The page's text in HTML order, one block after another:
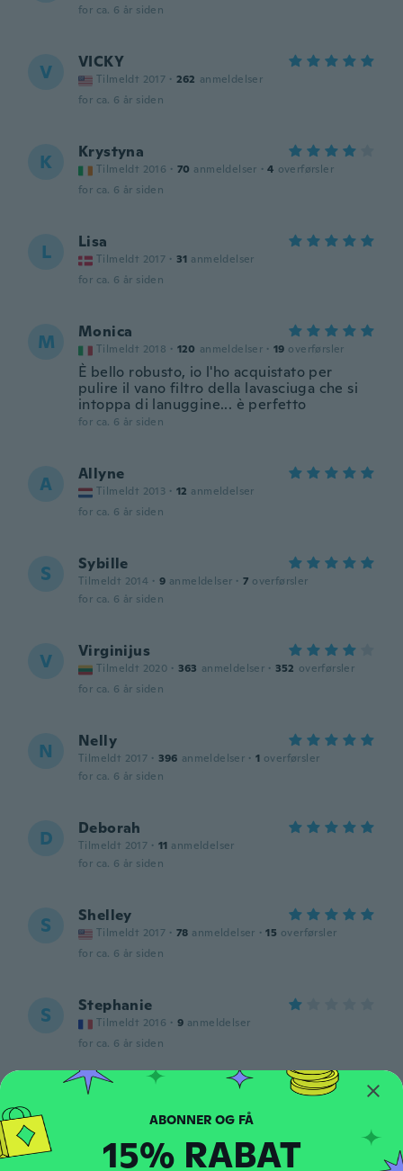
for ca. 6 år siden
V VICKY
Tilmeldt 2017 · 262 anmeldelser
for ca. 6 år siden
K Krystyna
Tilmeldt 2016 · 70 anmeldelser · 4 overførsler
for ca. 6 år siden
L Lisa
Tilmeldt 2017 · 31 anmeldelser
for ca. 6 år siden
M Monica
Tilmeldt 2018 · 120 anmeldelser · 19 overførsler
È bello robusto, io l'ho acquistato per
pulire il vano filtro della lavasciuga che si
intoppa di lanuggine... è perfetto
for ca. 6 år siden
A Allyne
Tilmeldt 2013 · 12 anmeldelser
for ca. 6 år siden
S Sybille
Tilmeldt 2014 · 9 anmeldelser · 7 overførsler
for ca. 6 år siden
V Virginijus
Tilmeldt 2020 · 363 anmeldelser · 352 overførsler
for ca. 6 år siden
N Nelly
Tilmeldt 2017 · 396 anmeldelser · 1 overførsler
for ca. 6 år siden
D Deborah
Tilmeldt 2017 · 11 anmeldelser
for ca. 6 år siden
S Shelley
Tilmeldt 2017 · 78 anmeldelser · 15 overførsler
for ca. 6 år siden
S Stephanie
Tilmeldt 2016 · 9 anmeldelser
for ca. 6 år siden
Emily
· 34 anmeldelser
15% RABAT